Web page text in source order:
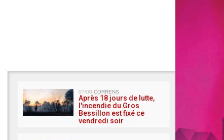
07/08 CORRENS
Après 18 jours de lutte,
l'incendie du Gros
Bessillon est fixé ce
vendredi soir